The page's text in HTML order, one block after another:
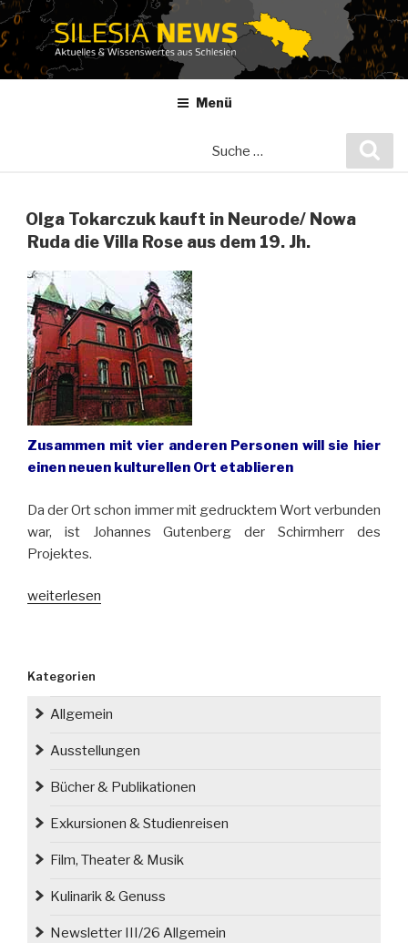
Zum
Inhalt
springen
Menü
Olga Tokarczuk kauft in Neurode/ Nowa
Ruda die Villa Rose aus dem 19. Jh.
Zusammen mit vier anderen Personen will sie hier
einen neuen kulturellen Ort etablieren
Da der Ort schon immer mit gedrucktem Wort verbunden
war, ist Johannes Gutenberg der Schirmherr des
Projektes.
„Olga
Neurode/
Nowa
die
Rose
aus
19.
weiterlesen
Kategorien
Allgemein
Ausstellungen
Bücher & Publikationen
Exkursionen & Studienreisen
Film, Theater & Musik
Kulinarik & Genuss
Newsletter III/26 Allgemein